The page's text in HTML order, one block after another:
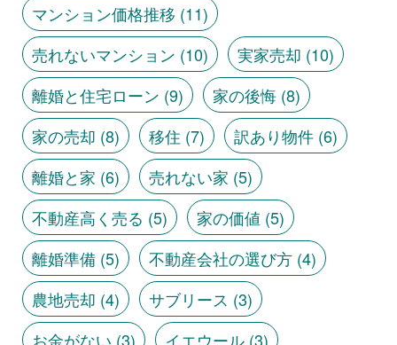
マンション価格推移 (11)
売れないマンション (10) 実家売却 (10)
離婚と住宅ローン (9) 家の後悔(8)
家の売却 (8) 移住 (7) 訳あり物件(6)
離婚と家 (6) 売れない家 (5)
不動産高く売る (5) 家の価値 (5)
離婚準備(5) 不動産会社の選び方(4)
農地売却 (4) サブリース (3)
お金がない (3) イエウール(3)